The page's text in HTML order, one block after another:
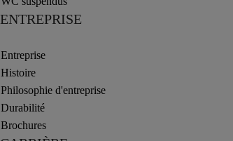
ENTREPRISE
Entreprise
Histoire
Philosophie d'entreprise
Durabilité
Brochures